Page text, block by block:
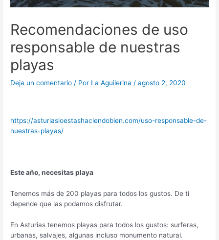
Recomendaciones de uso
responsable de nuestras
playas
Deja un comentario / Por La Aguilerina /agosto 2, 2020
https://asturiasloestashaciendobien.com/uso-responsable-de-
nuestras-playas/
Este año, necesitas playa
Tenemos más de 200 playas para todos los gustos. De ti
depende que las podamos disfrutar.
En Asturias tenemos playas para todos los gustos: surferas,
urbanas, salvajes, algunas incluso monumento natural.